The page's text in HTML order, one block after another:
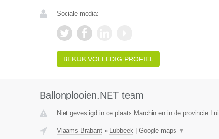
Sociale media:
BEKIJK VOLLEDIG PROFIEL
Ballonplooien.NET team
Niet gevestigd in de plaats Marchin en in de provincie
Vlaams-Brabant» Lubbeek| Google maps ▼